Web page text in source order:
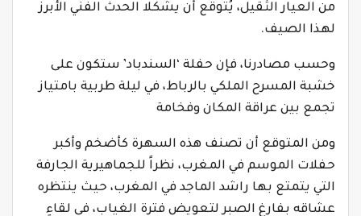
من العيار الثقيل، يُتوقع أن يشكلا الحدث الفني الأبرز
لهذا الصيف.
‎وحسب مصادرنا، فإن حفلة ‘السندباد’ ستكون على
خشبة المسرح الملكي بالرباط، في ليلة طربية بامتياز
تجمع بين عراقة المكان وفخامة
‎ومن المتوقع أن تصنف هذه السهرة كأضخم وأكبر
حفلات الموسم في المغرب، نظراً للجماهيرية الجارفة
التي يتمتع بها راشد الماجد في المغرب، حيث ينتظره
عشاقه بفارغ الصبر لتعويض فترة الغياب، في لقاءٍ